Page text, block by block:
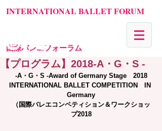
INTERNATIONAL BALLET FORUM
国際バレエフォーラム
【プログラム】2018‐A・G・S ‐
‐A・G・S ‐Award of Germany Stage　2018
INTERNATIONAL BALLET COMPETITION　IN
Germany
（国際バレエコンペティション＆ワークショッ
プ2018